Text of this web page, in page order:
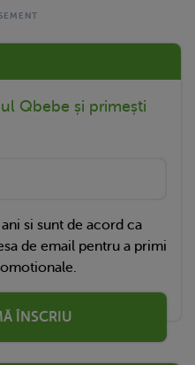
Qbebe și primești
si sunt de acord ca
de email pentru a primi
ÎNSCRIU